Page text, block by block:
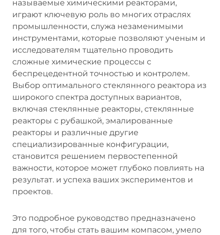
называемые химическими реакторами,
играют ключевую роль во многих отраслях
промышленности, служа незаменимыми
инструментами, которые позволяют ученым и
исследователям тщательно проводить
сложные химические процессы с
беспрецедентной точностью и контролем.
Выбор оптимального стеклянного реактора из
широкого спектра доступных вариантов,
включая стеклянные реакторы, стеклянные
реакторы с рубашкой, эмалированные
реакторы и различные другие
специализированные конфигурации,
становится решением первостепенной
важности, которое может глубоко повлиять на
результат. и успеха ваших экспериментов и
проектов.
Это подробное руководство предназначено
для того, чтобы стать вашим компасом, умело